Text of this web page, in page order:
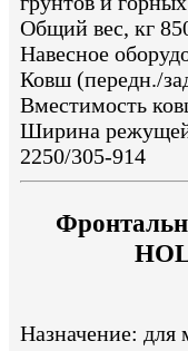
Общий вес, кг
Навесное
Ковш (передн./
Вместимость
Ширина
2250/305-914
Назначение: для